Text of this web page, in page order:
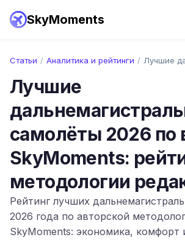
SkyMoments
Статьи / Аналитика и рейтинги /
Лучшие
самолёты 2026 по
SkyMoments:
методологии
Рейтинг лучших
2026 года по авторской
SkyMoments: экономика, комфорт